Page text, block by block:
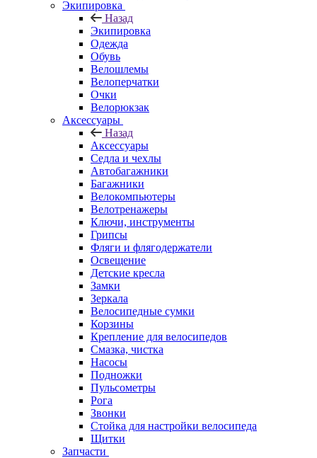
Экипировка
Назад
Экипировка
Одежда
Обувь
Велошлемы
Велоперчатки
Очки
Велорюкзак
Аксессуары
Назад
Аксессуары
Седла и чехлы
Автобагажники
Багажники
Велокомпьютеры
Велотренажеры
Ключи, инструменты
Грипсы
Фляги и флягодержатели
Освещение
Детские кресла
Замки
Зеркала
Велосипедные сумки
Корзины
Крепление для велосипедов
Смазка, чистка
Насосы
Подножки
Пульсометры
Рога
Звонки
Стойка для настройки велосипеда
Щитки
Запчасти